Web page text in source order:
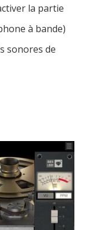
la partie
à bande)
sonores de